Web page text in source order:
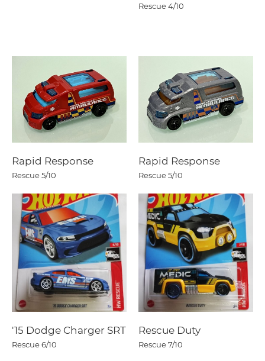
Rescue4/10
Rapid Response
Rescue5/10
Rapid Response
Rescue5/10
'15 Dodge Charger SRT
Rescue6/10
Rescue Duty
Rescue7/10